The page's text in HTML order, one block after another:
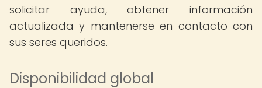
solicitar ayuda, obtener información
actualizada y mantenerse en contacto con
sus seres queridos.
Disponibilidad global